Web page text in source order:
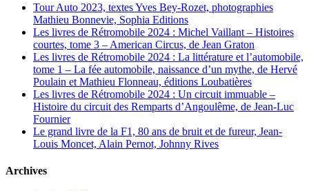
Tour Auto 2023, textes Yves Bey-Rozet, photographies
Mathieu Bonnevie, Sophia Editions
Les livres de Rétromobile 2024 : Michel Vaillant – Histoires
courtes, tome 3 – American Circus, de Jean Graton
Les livres de Rétromobile 2024 : La littérature et l’automobile,
tome 1 – La fée automobile, naissance d’un mythe, de Hervé
Poulain et Mathieu Flonneau, éditions Loubatières
Les livres de Rétromobile 2024 : Un circuit immuable –
Histoire du circuit des Remparts d’Angoulême, de Jean-Luc
Fournier
Le grand livre de la F1, 80 ans de bruit et de fureur, Jean-
Louis Moncet, Alain Pernot, Johnny Rives
Archives